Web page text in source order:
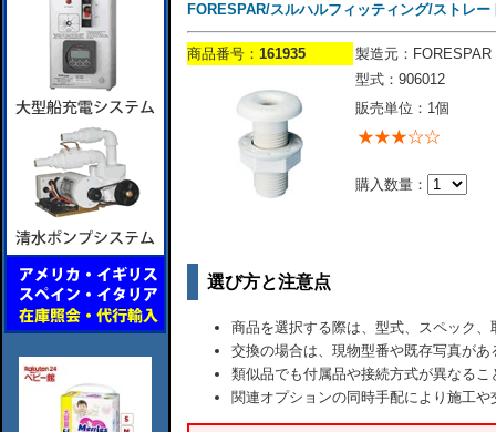
FORESPAR/スルハルフィッティング/ストレ
商品番号： 161935
製造元：FORESPAR
型式：906012
販売単位：1個
購入数量：
選び方と注意点
商品を選択する際は、型式、スペック
交換の場合は、現物型番や既存写真が
類似品でも付属品や接続方式が異なるこ
関連オプションの同時手配により施工